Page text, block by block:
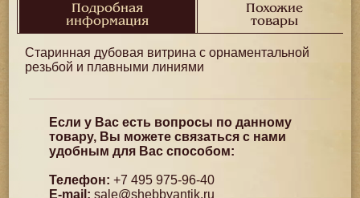
Подробная
информация
Похожие
товары
Старинная дубовая витрина с орнаментальной
резьбой и плавными линиями
Если у Вас есть вопросы по данному
товару, Вы можете связаться с нами
удобным для Вас способом:
Телефон: +7 495 975-96-40
E-mail: sale@shebbyantik.ru